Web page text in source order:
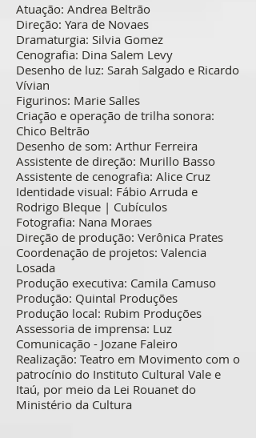
Atuação: Andrea Beltrão
Direção: Yara de Novaes
Dramaturgia: Silvia Gomez
Cenografia: Dina Salem Levy
Desenho de luz: Sarah Salgado e Ricardo
Vívian
Figurinos: Marie Salles
Criação e operação de trilha sonora:
Chico Beltrão
Desenho de som: Arthur Ferreira
Assistente de direção: Murillo Basso
Assistente de cenografia: Alice Cruz
Identidade visual: Fábio Arruda e
Rodrigo Bleque | Cubículos
Fotografia: Nana Moraes
Direção de produção: Verônica Prates
Coordenação de projetos: Valencia
Losada
Produção executiva: Camila Camuso
Produção: Quintal Produções
Produção local: Rubim Produções
Assessoria de imprensa: Luz
Comunicação - Jozane Faleiro
Realização: Teatro em Movimento com o
patrocínio do Instituto Cultural Vale e
Itaú, por meio da Lei Rouanet do
Ministério da Cultura